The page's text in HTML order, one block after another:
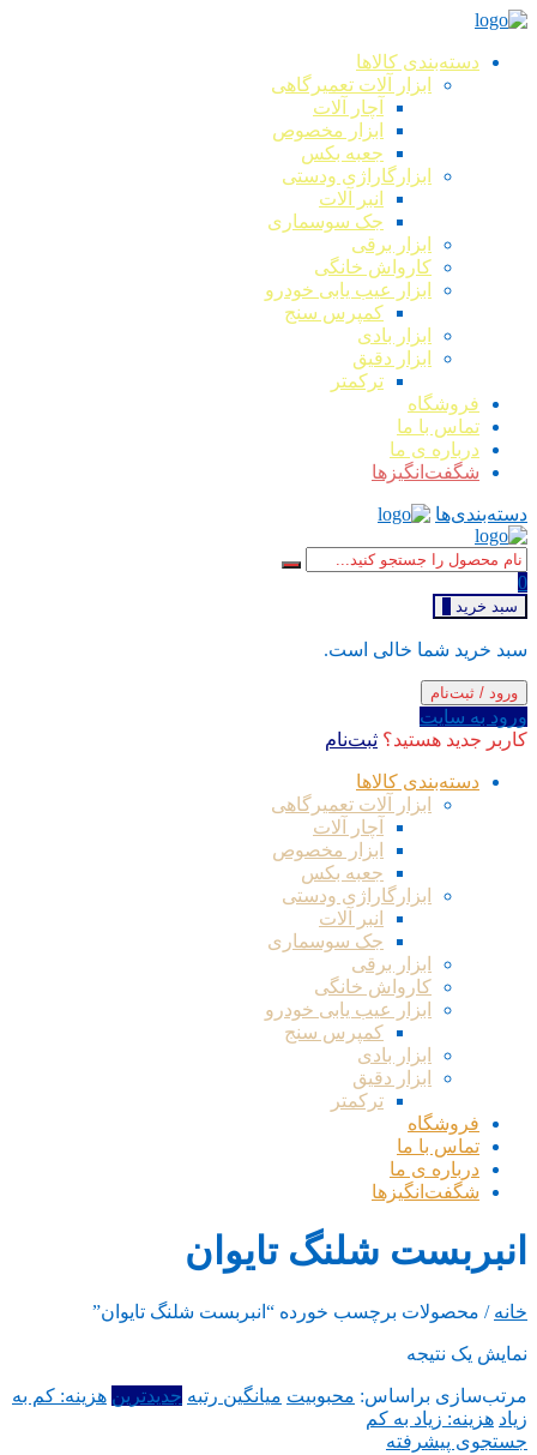
دسته‌بندی کالاها
ابزار آلات تعمیرگاهی
آچار آلات
ابزار مخصوص
جعبه بکس
ابزارگاراژی ودستی
انبر آلات
جک سوسماری
ابزار برقی
کارواش خانگی
ابزار عیب یابی خودرو
کمپرس سنج
ابزار بادی
ابزار دقیق
ترکمتر
فروشگاه
تماس با ما
درباره ی ما
شگفت‌انگیزها
دسته‌بندی‌ها
0
سبد خرید
سبد خرید شما خالی است.
ورود / ثبت‌نام
ورود به سایت
کاربر جدید هستید؟ ثبت‌نام
دسته‌بندی کالاها
ابزار آلات تعمیرگاهی
آچار آلات
ابزار مخصوص
جعبه بکس
ابزارگاراژی ودستی
انبر آلات
جک سوسماری
ابزار برقی
کارواش خانگی
ابزار عیب یابی خودرو
کمپرس سنج
ابزار بادی
ابزار دقیق
ترکمتر
فروشگاه
تماس با ما
درباره ی ما
شگفت‌انگیزها
انبربست شلنگ تایوان
خانه / محصولات برچسب خورده “انبربست شلنگ تایوان”
نمایش یک نتیجه
مرتب‌سازی براساس: محبوبیت میانگین رتبه جدیدترین هزینه: کم به
زیاد هزینه: زیاد به کم
جستجوی پیشرفته